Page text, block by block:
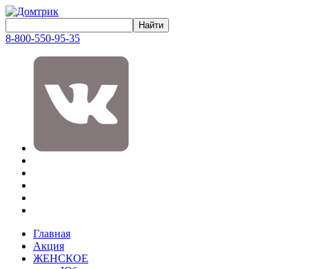
8-800-550-95-35
Главная
Акция
ЖЕНСКОЕ